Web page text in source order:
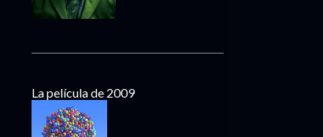
La película de 2009